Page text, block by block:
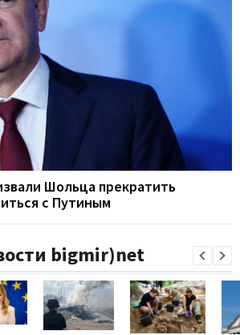
Шольца прекратить
с Путиным
bigmir)net